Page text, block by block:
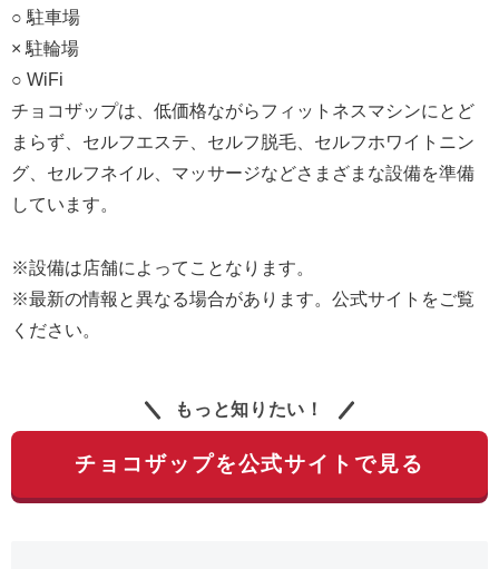
○ 駐車場
× 駐輪場
○ WiFi
チョコザップは、低価格ながらフィットネスマシンにとど
まらず、セルフエステ、セルフ脱毛、セルフホワイトニン
グ、セルフネイル、マッサージなどさまざまな設備を準備
しています。
※設備は店舗によってことなります。
※最新の情報と異なる場合があります。公式サイトをご覧
ください。
もっと知りたい！
チョコザップを公式サイトで見る